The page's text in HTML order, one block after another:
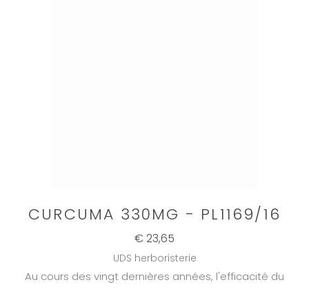
CURCUMA 330MG - PL1169/16
€ 23,65
UDS herboristerie
Au cours des vingt dernières années, l'efficacité du